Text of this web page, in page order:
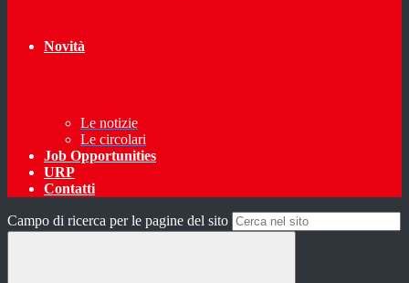
Novità
Le notizie
Le circolari
Job Opportunities
URP
Contatti
Campo di ricerca per le pagine del sito